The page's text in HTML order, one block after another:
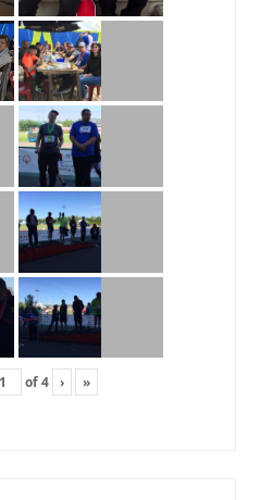
of4 › »